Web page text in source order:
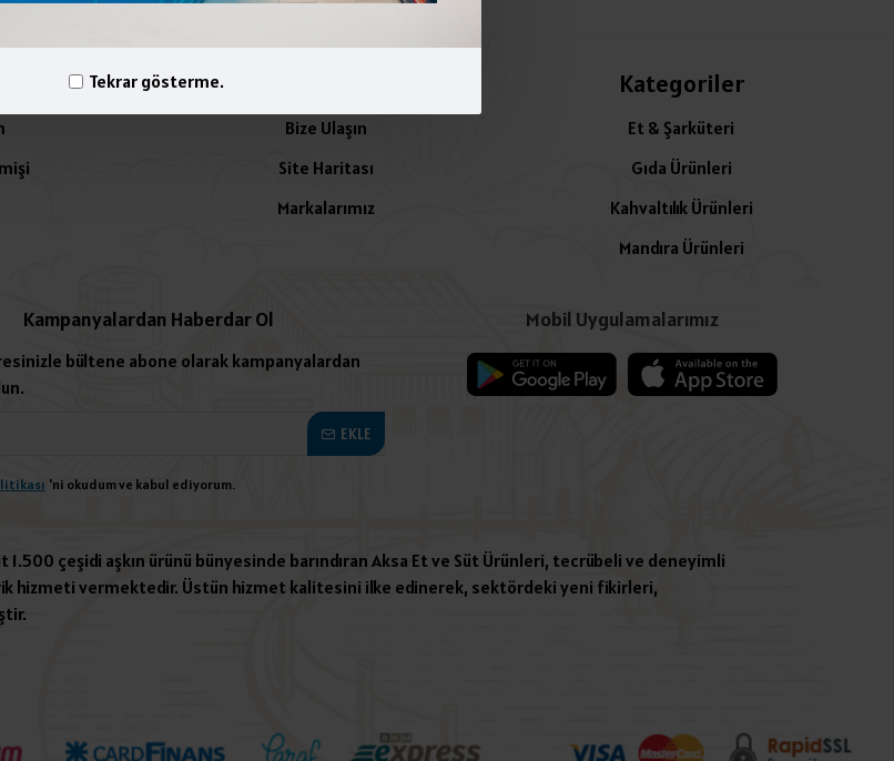
Tekrar gösterme.
Bize Ulaşın
Site Haritası
Markalarımız
Kategoriler
Et & Şarküteri
Gıda Ürünleri
Kahvaltılık Ürünleri
Mandıra Ürünleri
Kampanyalardan Haberdar Ol
bültene abone olarak kampanyalardan
EKLE
'ni okudum ve kabul ediyorum.
Mobil Uygulamalarımız
çeşidi aşkın ürünü bünyesinde barındıran Aksa Et ve Süt Ürünleri, tecrübeli ve deneyimli
hizmeti vermektedir. Üstün hizmet kalitesini ilke edinerek, sektördeki yeni fikirleri,